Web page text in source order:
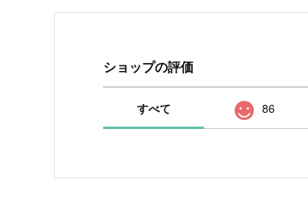
ショップの評価
すべて 86